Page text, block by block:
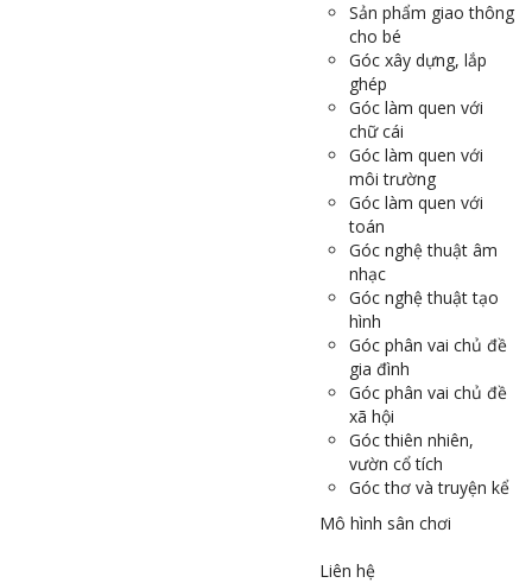
Sản phẩm giao thông
cho bé
Góc xây dựng, lắp
ghép
Góc làm quen với
chữ cái
Góc làm quen với
môi trường
Góc làm quen với
toán
Góc nghệ thuật âm
nhạc
Góc nghệ thuật tạo
hình
Góc phân vai chủ đề
gia đình
Góc phân vai chủ đề
xã hội
Góc thiên nhiên,
vườn cổ tích
Góc thơ và truyện kể
Mô hình sân chơi
Liên hệ